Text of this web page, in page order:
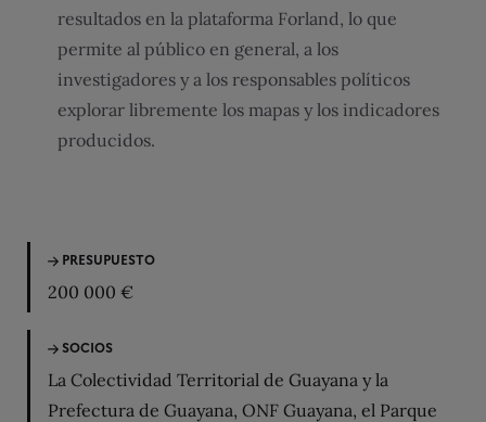
resultados en la plataforma Forland, lo que
permite al público en general, a los
investigadores y a los responsables políticos
explorar libremente los mapas y los indicadores
producidos.
PRESUPUESTO
200 000 €
SOCIOS
La Colectividad Territorial de Guayana y la
Prefectura de Guayana, ONF Guayana, el Parque